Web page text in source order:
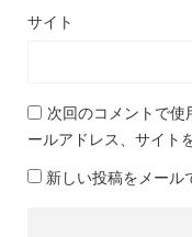
サイト
次回のコメントで使
ールアドレス、サイト
新しい投稿をメール